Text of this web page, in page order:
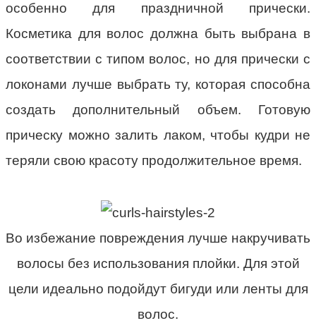
особенно для праздничной прически.
Косметика для волос должна быть выбрана в
соответствии с типом волос, но для прически с
локонами лучше выбрать ту, которая способна
создать дополнительный объем. Готовую
прическу можно залить лаком, чтобы кудри не
теряли свою красоту продолжительное время.
Во избежание повреждения лучше накручивать
волосы без использования плойки. Для этой
цели идеально подойдут бигуди или ленты для
волос.